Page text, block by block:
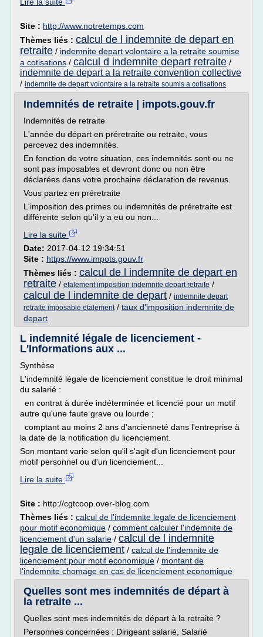
Site : http://www.notretemps.com
Thèmes liés : calcul de l indemnite de depart en
retraite / indemnite depart volontaire a la retraite soumise
a cotisations / calcul d indemnite depart retraite /
indemnite de depart a la retraite convention collective
/ indemnite de depart volontaire a la retraite soumis a cotisations
Indemnités de retraite | impots.gouv.fr
Indemnités de retraite
L'année du départ en préretraite ou retraite, vous
percevez des indemnités.
En fonction de votre situation, ces indemnités sont ou ne
sont pas imposables et devront donc ou non être
déclarées dans votre prochaine déclaration de revenus.
Vous partez en préretraite
L'imposition des primes ou indemnités de préretraite est
différente selon qu'il y a eu ou non...
Lire la suite
Date: 2017-04-12 19:34:51
Site : https://www.impots.gouv.fr
Thèmes liés : calcul de l indemnite de depart en
retraite / etalement imposition indemnite depart retraite /
calcul de l indemnite de depart / indemnite depart
retraite imposable etalement/ taux d'imposition indemnite de
depart
L indemnité légale de licenciement -
L'Informations aux ...
Synthèse
L'indemnité légale de licenciement constitue le droit minimal
du salarié :
en contrat à durée indéterminée et licencié pour un motif
autre qu'une faute grave ou lourde ;
comptant au moins 2 ans d'ancienneté dans l'entreprise à
la date de la notification du licenciement.
Son montant varie selon qu'il s'agit d'un licenciement pour
motif personnel ou d'un licenciement...
Lire la suite
Site : http://cgtcoop.over-blog.com
Thèmes liés : calcul de l'indemnite legale de licenciement
pour motif economique / comment calculer l'indemnite de
licenciement d'un salarie / calcul de l indemnite
legale de licenciement / calcul de l'indemnite de
licenciement pour motif economique / montant de
l'indemnite chomage en cas de licenciement economique
Quelles sont mes indemnités de départ à
la retraite ...
Quelles sont mes indemnités de départ à la retraite ?
Personnes concernées : Dirigeant salarié, Salarié